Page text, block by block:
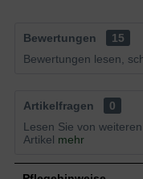
Bewertungen
15
Bewertungen lesen,
Artikelfragen
0
Lesen Sie von
Artikel mehr